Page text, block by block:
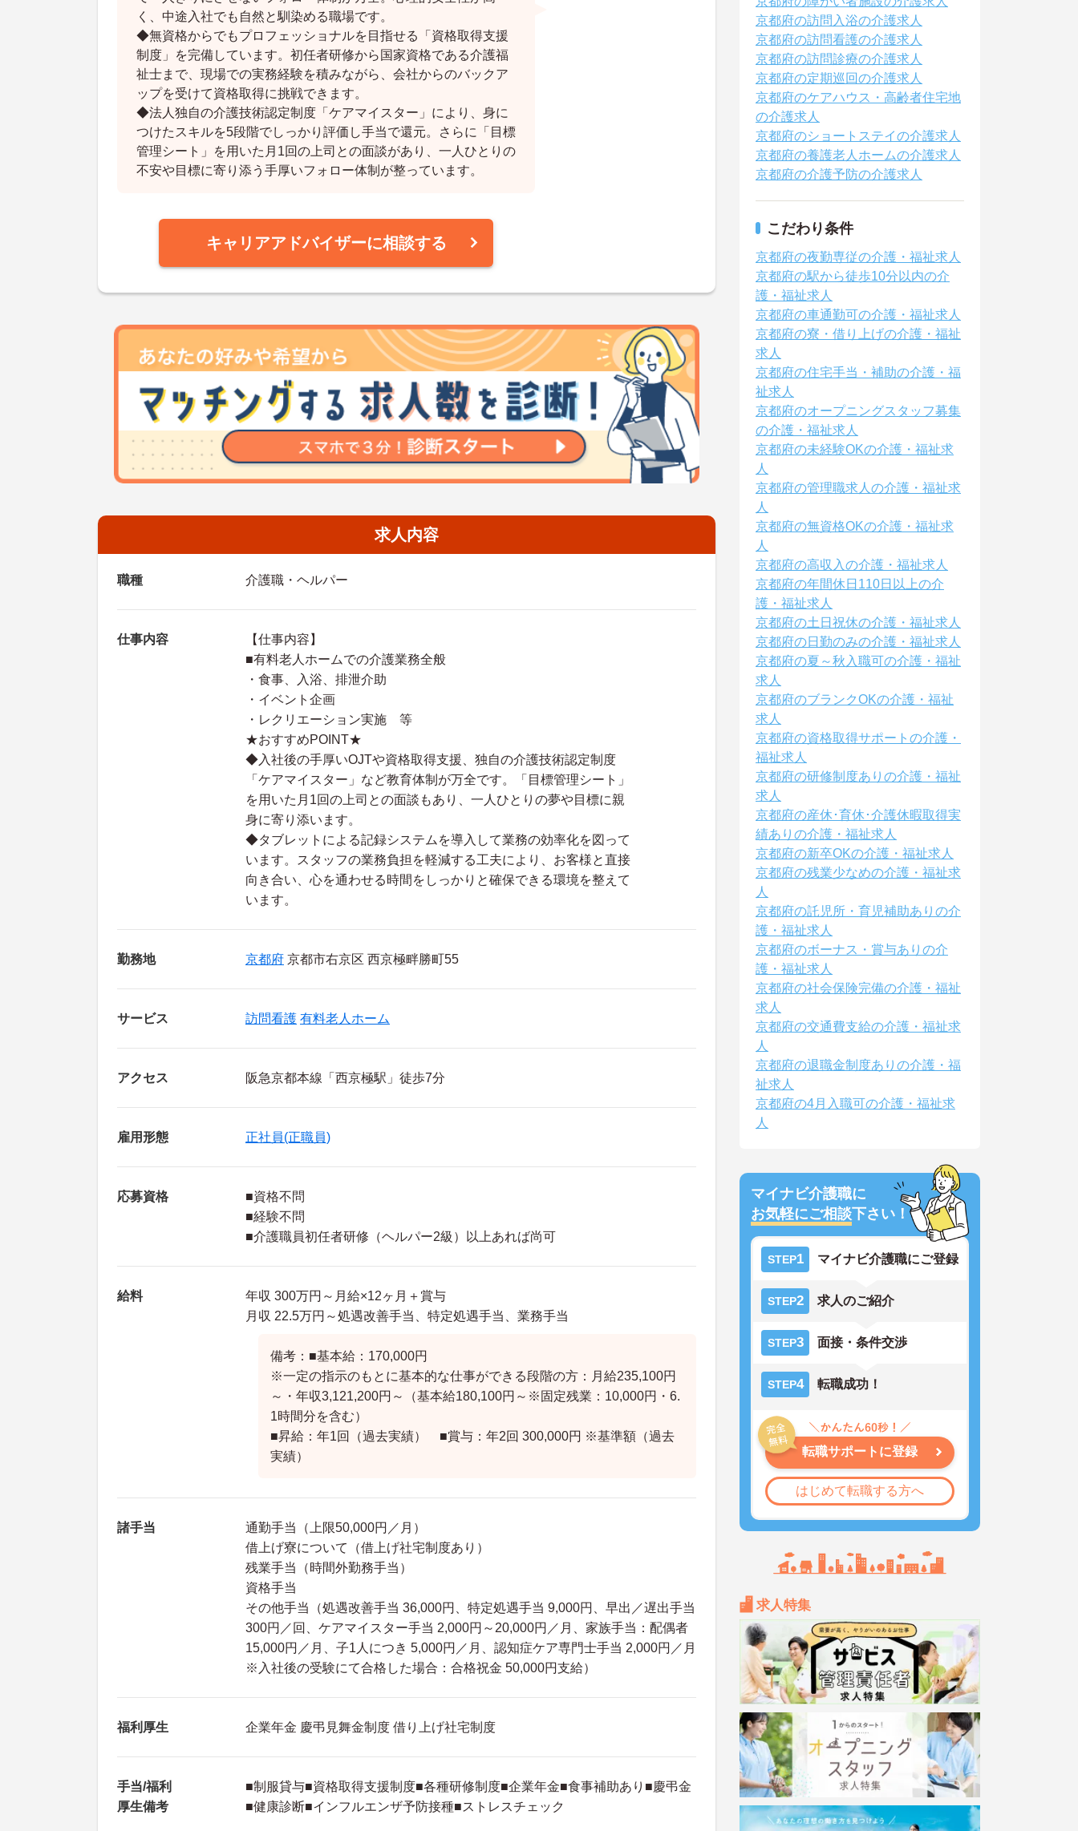
く、中途入社でも自然と馴染める職場です。
◆無資格からでもプロフェッショナルを目指せる「資格取得支援
制度」を完備しています。初任者研修から国家資格である介護福
祉士まで、現場での実務経験を積みながら、会社からのバックア
ップを受けて資格取得に挑戦できます。
◆法人独自の介護技術認定制度「ケアマイスター」により、身に
つけたスキルを5段階でしっかり評価し手当で還元。さらに「目標
管理シート」を用いた月1回の上司との面談があり、一人ひとりの
不安や目標に寄り添う手厚いフォロー体制が整っています。
キャリアアドバイザーに相談する
求人内容
職種 介護職・ヘルパー
仕事内容
【仕事内容】
■有料老人ホームでの介護業務全般
・食事、入浴、排泄介助
・イベント企画
・レクリエーション実施 等
★おすすめPOINT★
◆入社後の手厚いOJTや資格取得支援、独自の介護技術認定制度
「ケアマイスター」など教育体制が万全です。「目標管理シート」
を用いた月1回の上司との面談もあり、一人ひとりの夢や目標に親
身に寄り添います。
◆タブレットによる記録システムを導入して業務の効率化を図って
います。スタッフの業務負担を軽減する工夫により、お客様と直接
向き合い、心を通わせる時間をしっかりと確保できる環境を整えて
います。
勤務地 京都府 京都市右京区 西京極畔勝町55
サービス 訪問看護 有料老人ホーム
アクセス 阪急京都本線「西京極駅」徒歩7分
雇用形態 正社員(正職員)
応募資格
■資格不問
■経験不問
■介護職員初任者研修（ヘルパー2級）以上あれば尚可
給料
年収 300万円～月給×12ヶ月＋賞与
月収 22.5万円～処遇改善手当、特定処遇手当、業務手当
備考：■基本給：170,000円
※一定の指示のもとに基本的な仕事ができる段階の方：月給235,100円
～・年収3,121,200円～（基本給180,100円～※固定残業：10,000円・6.
1時間分を含む）
■昇給：年1回（過去実績） ■賞与：年2回 300,000円 ※基準額（過去
実績）
諸手当
通勤手当（上限50,000円／月）
借上げ寮について（借上げ社宅制度あり）
残業手当（時間外勤務手当）
資格手当
その他手当（処遇改善手当 36,000円、特定処遇手当 9,000円、早出／遅出手当
300円／回、ケアマイスター手当 2,000円～20,000円／月、家族手当：配偶者
15,000円／月、子1人につき 5,000円／月、認知症ケア専門士手当 2,000円／月
※入社後の受験にて合格した場合：合格祝金 50,000円支給）
福利厚生 企業年金 慶弔見舞金制度 借り上げ社宅制度
手当/福利
厚生備考
■制服貸与■資格取得支援制度■各種研修制度■企業年金■食事補助あり■慶弔金
■健康診断■インフルエンザ予防接種■ストレスチェック
京都府の訪問入浴の介護求人
京都府の訪問看護の介護求人
京都府の訪問診療の介護求人
京都府の定期巡回の介護求人
京都府のケアハウス・高齢者住宅地
の介護求人
京都府のショートステイの介護求人
京都府の養護老人ホームの介護求人
京都府の介護予防の介護求人
こだわり条件
京都府の夜勤専従の介護・福祉求人
京都府の駅から徒歩10分以内の介
護・福祉求人
京都府の車通勤可の介護・福祉求人
京都府の寮・借り上げの介護・福祉
求人
京都府の住宅手当・補助の介護・福
祉求人
京都府のオープニングスタッフ募集
の介護・福祉求人
京都府の未経験OKの介護・福祉求
人
京都府の管理職求人の介護・福祉求
人
京都府の無資格OKの介護・福祉求
人
京都府の高収入の介護・福祉求人
京都府の年間休日110日以上の介
護・福祉求人
京都府の土日祝休の介護・福祉求人
京都府の日勤のみの介護・福祉求人
京都府の夏～秋入職可の介護・福祉
求人
京都府のブランクOKの介護・福祉
求人
京都府の資格取得サポートの介護・
福祉求人
京都府の研修制度ありの介護・福祉
求人
京都府の産休･育休･介護休暇取得実
績ありの介護・福祉求人
京都府の新卒OKの介護・福祉求人
京都府の残業少なめの介護・福祉求
人
京都府の託児所・育児補助ありの介
護・福祉求人
京都府のボーナス・賞与ありの介
護・福祉求人
京都府の社会保険完備の介護・福祉
求人
京都府の交通費支給の介護・福祉求
人
京都府の退職金制度ありの介護・福
祉求人
京都府の4月入職可の介護・福祉求
人
マイナビ介護職に
お気軽にご相談下さい！
STEP1 マイナビ介護職にご登録
STEP2 求人のご紹介
STEP3 面接・条件交渉
STEP4 転職成功！
転職サポートに登録
はじめて転職する方へ
求人特集